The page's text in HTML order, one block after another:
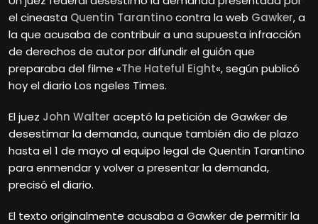
el cineasta Quentin Tarantinocontra la web Gawker, a
la que acusaba de contribuir a una supuesta infracción
de derechos de autor por difundir el guión que
preparaba del filme «The Hateful Eight«, según publicó
hoy el diario Los ngeles Times.
El juez John Walter aceptó la petición de Gawker de
desestimar la demanda, aunque también dio de plazo
hasta el 1 de mayo al equipo legal de Quentin Tarantino
para enmendar y volver a presentar la demanda,
precisó el diario.
El texto originalmente acusaba a Gawker de permitir la